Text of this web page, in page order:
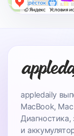
appledaily
MacBook,
Диагностика,
и